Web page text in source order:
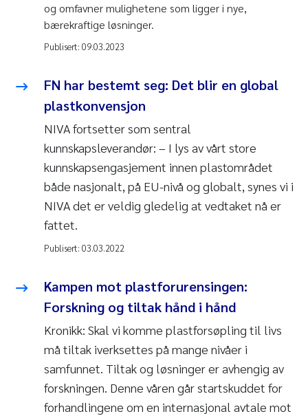
og omfavner mulighetene som ligger i nye,
bærekraftige løsninger.
Publisert: 09.03.2023
FN har bestemt seg: Det blir en global
plastkonvensjon
NIVA fortsetter som sentral
kunnskapsleverandør: – I lys av vårt store
kunnskapsengasjement innen plastområdet
både nasjonalt, på EU-nivå og globalt, synes vi i
NIVA det er veldig gledelig at vedtaket nå er
fattet.
Publisert: 03.03.2022
Kampen mot plastforurensingen:
Forskning og tiltak hånd i hånd
Kronikk: Skal vi komme plastforsøpling til livs
må tiltak iverksettes på mange nivåer i
samfunnet. Tiltak og løsninger er avhengig av
forskningen. Denne våren går startskuddet for
forhandlingene om en internasjonal avtale mot